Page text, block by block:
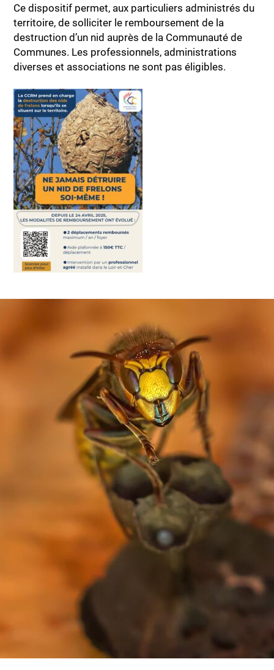
Ce dispositif permet, aux particuliers administrés du
territoire, de solliciter le remboursement de la
destruction d’un nid auprès de la Communauté de
Communes. Les professionnels, administrations
diverses et associations ne sont pas éligibles.